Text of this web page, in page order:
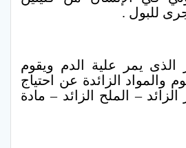
للبول .
الذى يمر علية الدم ويقوم
والمواد الزائدة عن احتياج
– الملح الزائد – مادة